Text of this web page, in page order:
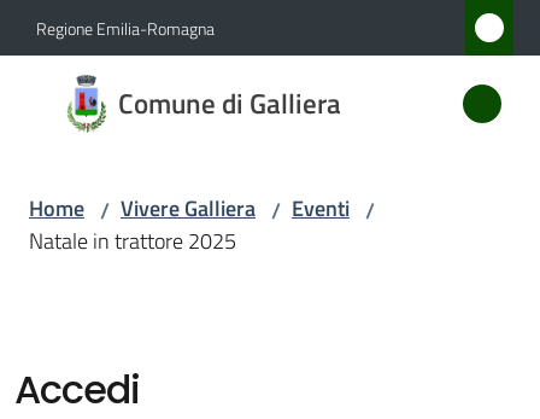
Vai al contenuto
Vai alla navigazione
Vai al footer
Regione Emilia-Romagna
Comune di Galliera
Comune
di
Servizi
Home / Vivere Galliera / Eventi /
Natale in trattore 2025
Accedi